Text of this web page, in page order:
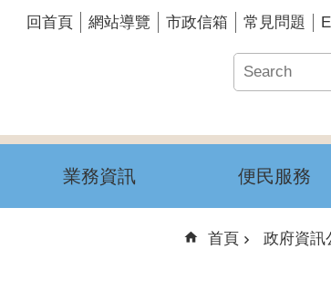
回首頁 網站導覽 市政信箱 常見問題
業務資訊 便民服務
首頁 政府資訊